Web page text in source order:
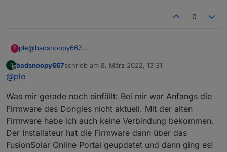
0
P ple@badsnoopy667
guck mir das nachher noch mal an, was da genau steht.
Gruß und Danke
B
Offline
badsnoopy667schrieb am 8. März 2022, 13:31
zuletzt editiert von
@ple
Was mir gerade noch einfällt: Bei mir war Anfangs die
Firmware des Dongles nicht aktuell. Mit der alten
Firmware habe ich auch keine Verbindung bekommen.
Der Installateur hat die Firmware dann über das
FusionSolar Online Portal geupdatet und dann ging es!